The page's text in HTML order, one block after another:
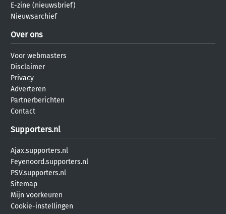
E-zine (nieuwsbrief)
Nieuwsarchief
Over ons
Voor webmasters
Disclaimer
Privacy
Adverteren
Partnerberichten
Contact
Supporters.nl
Ajax.supporters.nl
Feyenoord.supporters.nl
PSV.supporters.nl
Sitemap
Mijn voorkeuren
Cookie-instellingen